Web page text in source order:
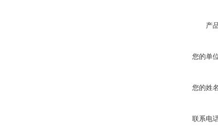
产
您的单
您的姓
联系电